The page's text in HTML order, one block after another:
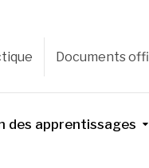
Documents
des apprentissages